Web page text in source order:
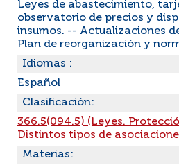
Leyes de abastecimiento,
observatorio de precios y
insumos. -- Actualizaciones
Plan de reorganización y
Idiomas :
Español
Clasificación:
366.5(094.5) (Leyes.
Distintos tipos de
Materias: